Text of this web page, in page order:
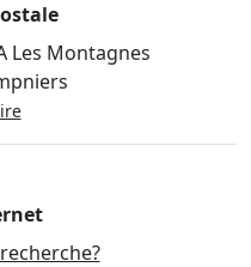
Les Montagnes